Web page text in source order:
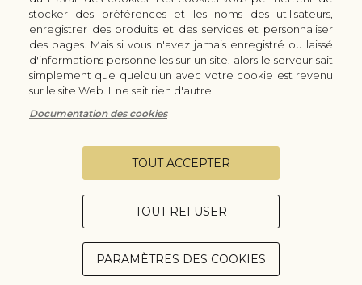
FAQ
Demande de devis
Contact
Infos légales
Conditions Générales de Vente
Vie privée
Gezy - Création de sites E-Commerce
stocker des préférences et les noms des utilisateurs,
enregistrer des produits et des services et personnaliser
des pages. Mais si vous n'avez jamais enregistré ou laissé
d'informations personnelles sur un site, alors le serveur sait
simplement que quelqu'un avec votre cookie est revenu
sur le site Web. Il ne sait rien d'autre.
Documentation des cookies
PARAMÈTRES DES COOKIES
TOUT REFUSER
TOUT ACCEPTER